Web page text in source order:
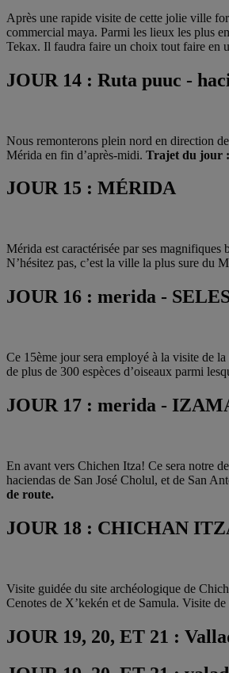
Après une rapide visite de cette jolie ville
commercial maya. Parmi les lieux les plus
Tekax. Il faudra faire un choix tout faire en
JOUR 14 : Ruta puuc -
Nous remonterons plein nord en direction
Mérida en fin d’après-midi. Trajet du jour
JOUR 15 : MÉRIDA
Mérida est caractérisée par ses
N’hésitez pas, c’est la ville la plus sure du
JOUR 16 : merida -
Ce 15ème jour sera employé à la visite de
de plus de 300 espèces d’oiseaux parmi
JOUR 17 : merida -
En avant vers Chichen Itza! Ce sera notre
haciendas de San José Cholul, et de San
de route.
JOUR 18 : CHICHAN
Visite guidée du site archéologique de
Cenotes de X’kekén et de Samula. Visite
JOUR 19, 20, ET 21 :